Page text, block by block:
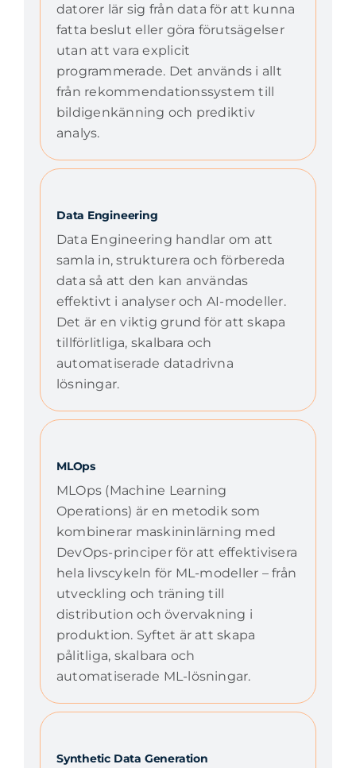
datorer lär sig från data för att kunna
fatta beslut eller göra förutsägelser
utan att vara explicit
programmerade. Det används i allt
från rekommendationssystem till
bildigenkänning och prediktiv
analys.
Data Engineering
Data Engineering handlar om att
samla in, strukturera och förbereda
data så att den kan användas
effektivt i analyser och AI-modeller.
Det är en viktig grund för att skapa
tillförlitliga, skalbara och
automatiserade datadrivna
lösningar.
MLOps
MLOps (Machine Learning
Operations) är en metodik som
kombinerar maskininlärning med
DevOps-principer för att effektivisera
hela livscykeln för ML-modeller – från
utveckling och träning till
distribution och övervakning i
produktion. Syftet är att skapa
pålitliga, skalbara och
automatiserade ML-lösningar.
Synthetic Data Generation